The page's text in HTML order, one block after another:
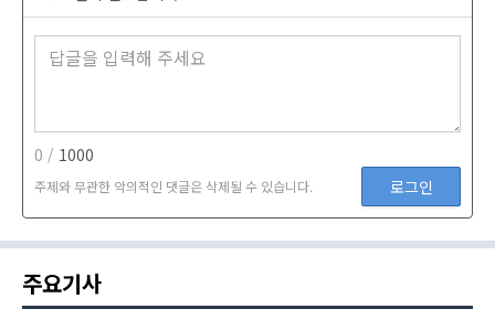
0 / 1000
주제와 무관한 악의적인 댓글은 삭제될 수 있습니다. 로그인
주요기사